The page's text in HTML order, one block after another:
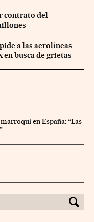
contrato del
a las aerolíneas
en busca de grietas
en España: “Las